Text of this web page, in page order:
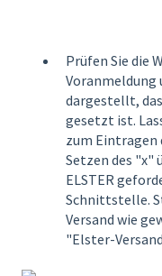
Prüfen Sie die
Voranmeldung
dargestellt,
gesetzt ist.
zum Eintragen
Setzen des "x"
ELSTER
Schnittstelle.
Versand wie
"Elster-